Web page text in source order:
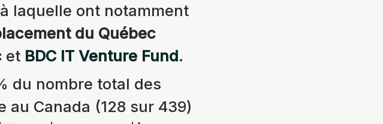
laquelle ont notamment
du Québec
et BDC IT Venture Fund.
du nombre total des
Canada (128 sur 439)